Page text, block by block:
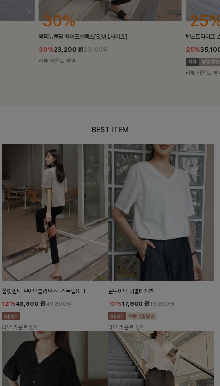
30%
썸머뉴밴딩 와이드슬랙스[S,M,L사이즈]
30%23,200 원33,100원
리뷰 카운트 영역
밴스트라이프
25%
리뷰 카운트 영
BEST ITEM
폴릿핀턱 브이넥블라우스+스트랩SET
12%43,900 원49,800원
리뷰 카운트 영역
콘브이넥 라벨티셔츠
10%17,900 원19,800원
리뷰 카운트 영역